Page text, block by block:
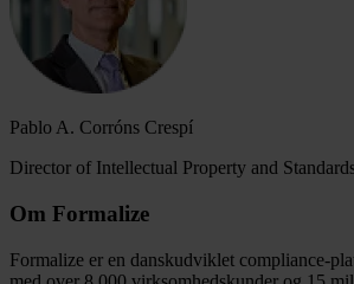
Pablo A. Corróns Crespí
Director of Intellectual Property and
Om Formalize
Formalize er en danskudviklet compliance-